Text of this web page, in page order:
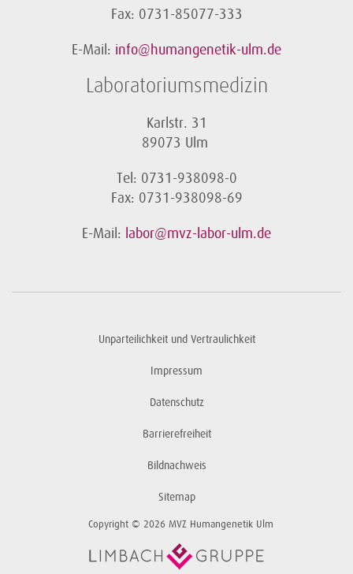
Fax: 0731-85077-333
E-Mail: info@humangenetik-ulm.de
Laboratoriumsmedizin
Karlstr. 31
89073 Ulm
Tel: 0731-938098-0
Fax: 0731-938098-69
E-Mail: labor@mvz-labor-ulm.de
Unparteilichkeit und Vertraulichkeit
Impressum
Datenschutz
Barrierefreiheit
Bildnachweis
Sitemap
Copyright © 2026 MVZ Humangenetik Ulm